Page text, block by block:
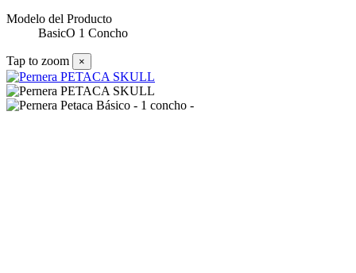
Modelo del Producto
BasicO 1 Concho
Tap to zoom ×